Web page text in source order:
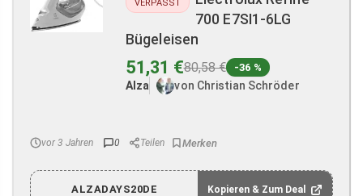
VERPASST
700 E7SI1-6LG
Bügeleisen
51,31 €80,58 € -36 %
Alza von Christian Schröder
vor 3 Jahren 0 Teilen
ALZADAYS20DE Kopieren & Zum Deal